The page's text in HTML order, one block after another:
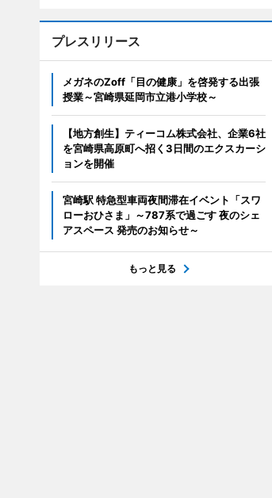
プレスリリース
メガネのZoff「目の健康」を啓発する出張
授業～宮崎県延岡市立港小学校～
【地方創生】ティーコム株式会社、企業6社
を宮崎県高原町へ招く3日間のエクスカーシ
ョンを開催
宮崎駅 特急型車両夜間滞在イベント「スワ
ローおひさま」～787系で過ごす 夜のシェ
アスペース 発売のお知らせ～
もっと見る